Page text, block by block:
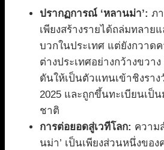
ปรากฏการณ์ ‘หลานม่า’: ภ
เพียงสร้างรายได้ถล่มทลาย
บวกในประเทศ แต่ยังกวาด
ต่างประเทศอย่างกว้างขวา
ดันให้เป็นตัวแทนเข้าชิงราง
2025 และถูกขึ้นทะเบียนเป็
ชาติ
การต่อยอดสู่เวทีโลก: ความ
นม่า’ เป็นเพียงส่วนหนึ่งขอ